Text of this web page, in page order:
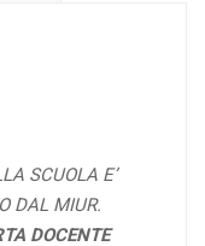
SCUOLA E’
DAL MIUR.
DOCENTE